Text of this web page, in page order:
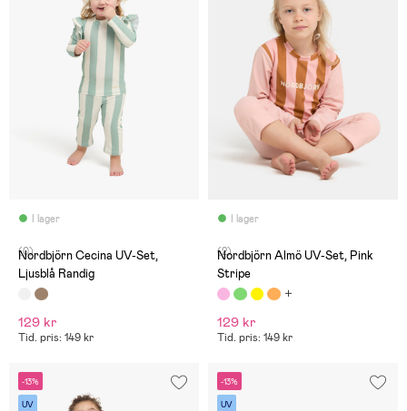
I lager
(0)
Nordbjörn Cecina UV-Set,
Ljusblå Randig
129 kr
Tid. pris: 149 kr
I lager
(2)
Nordbjörn Almö UV-Set, Pink
Stripe
129 kr
Tid. pris: 149 kr
-13%
UV
-13%
UV